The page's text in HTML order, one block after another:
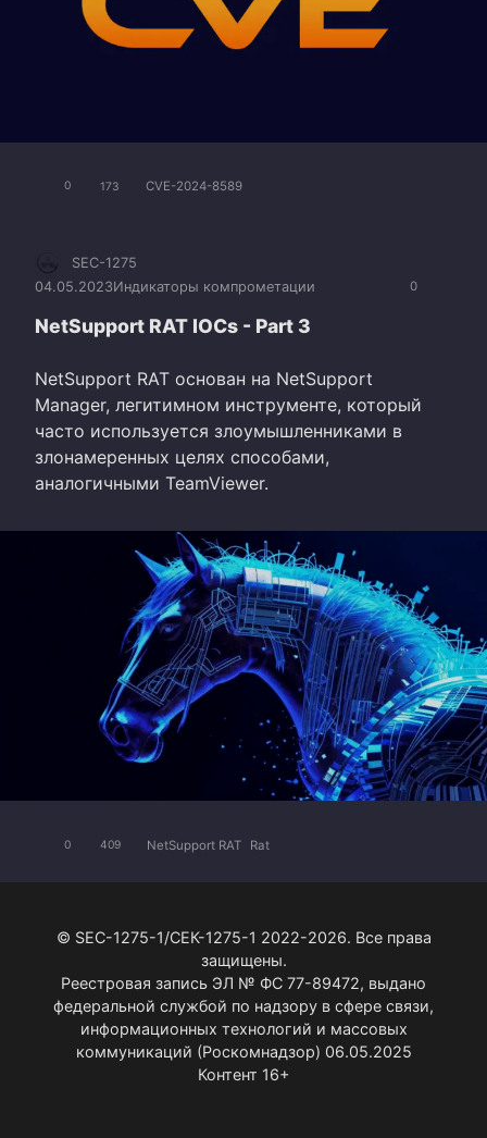
0 173 CVE-2024-8589
0
SEC-1275
04.05.2023Индикаторы компрометации
NetSupport RAT IOCs - Part 3
NetSupport RAT основан на NetSupport
Manager, легитимном инструменте, который
часто используется злоумышленниками в
злонамеренных целях способами,
аналогичными TeamViewer.
0 409 NetSupport RAT Rat
© SEC-1275-1/СЕК-1275-1 2022-2026. Все права
защищены.
Реестровая запись ЭЛ № ФС 77-89472, выдано
федеральной службой по надзору в сфере связи,
информационных технологий и массовых
коммуникаций (Роскомнадзор) 06.05.2025
Контент 16+